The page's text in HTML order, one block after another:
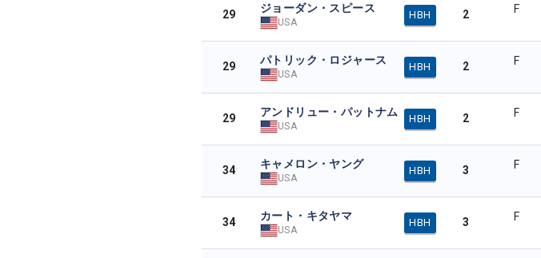
29 ジョーダン・スピース
USA
HBH 2 F
29 パトリック・ロジャース
USA
HBH 2 F
29 アンドリュー・パットナム
USA
HBH 2 F
34 キャメロン・ヤング
USA
HBH 3 F
34 カート・キタヤマ
USA
HBH 3 F